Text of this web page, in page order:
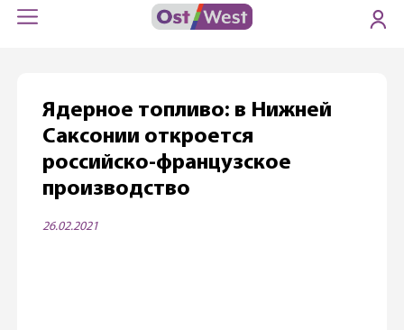
Ядерное топливо: в Нижней
Саксонии откроется
российско-французское
производство
26.02.2021